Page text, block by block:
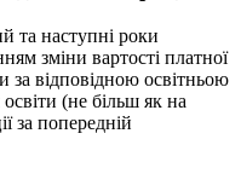
та наступні роки
зміни вартості платної
за відповідною освітньою
(не більш як на
за попередній